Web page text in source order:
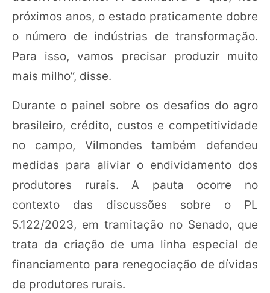
próximos anos, o estado praticamente dobre
o número de indústrias de transformação.
Para isso, vamos precisar produzir muito
mais milho”, disse.
Durante o painel sobre os desafios do agro
brasileiro, crédito, custos e competitividade
no campo, Vilmondes também defendeu
medidas para aliviar o endividamento dos
produtores rurais. A pauta ocorre no
contexto das discussões sobre o PL
5.122/2023, em tramitação no Senado, que
trata da criação de uma linha especial de
financiamento para renegociação de dívidas
de produtores rurais.